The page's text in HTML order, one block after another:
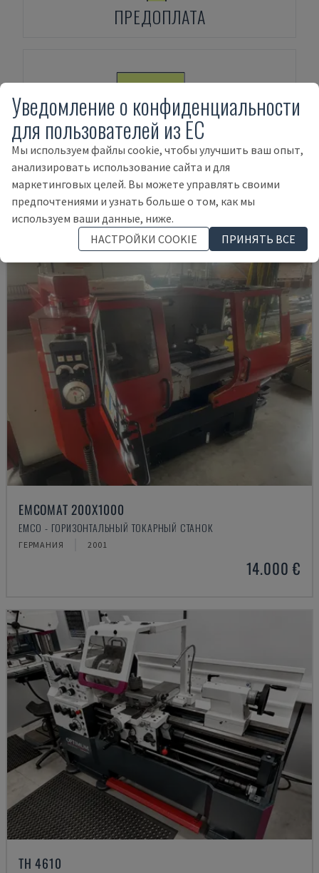
ПРЕДОПЛАТА
ФИНАНСИРОВАНИЕ АКТИВОВ
Товары, относящиеся кWeilerE35 D
EMCOMAT 200X1000
EMCO - ГОРИЗОНТАЛЬНЫЙ ТОКАРНЫЙ СТАНОК
ГЕРМАНИЯ 2001
14.000 €
TH 4610
Уведомление о конфиденциальности
для пользователей из ЕС
Мы используем файлы cookie, чтобы улучшить ваш опыт,
анализировать использование сайта и для
маркетинговых целей. Вы можете управлять своими
предпочтениями и узнать больше о том, как мы
используем ваши данные, ниже.
НАСТРОЙКИ COOKIE
ПРИНЯТЬ ВСЕ